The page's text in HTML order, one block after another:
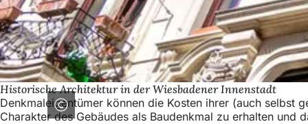
Historische Architektur in der Wiesbadener Innenstadt
Denkmaleigentümer können die Kosten ihrer (auch selbst
Charakter des Gebäudes als Baudenkmal zu erhalten und